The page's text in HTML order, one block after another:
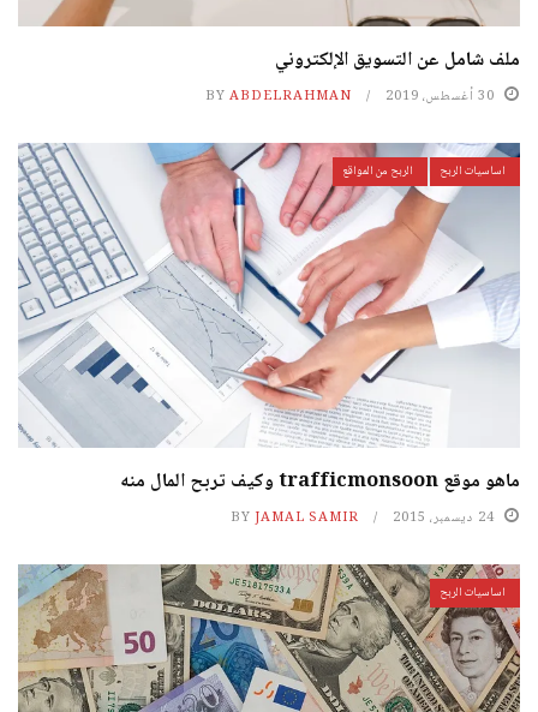
ملف شامل عن التسويق الإلكتروني
30 أغسطس، 2019 BY ABDELRAHMAN
اساسيات الربح الربح من المواقع
ماهو موقع trafficmonsoon وكيف تربح المال منه
24 ديسمبر، 2015 BY JAMAL SAMIR
اساسيات الربح